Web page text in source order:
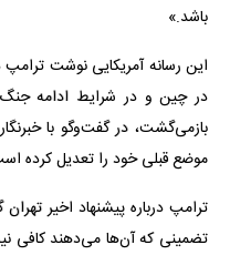
باشد.»
این رسانه آمریکایی نوشت
در چین و در شرایط ادامه
بازمی‌گشت، در گفت‌وگو با
موضع قبلی خود را تعدیل کرده
ترامپ درباره پیشنهاد اخیر
تضمینی که آن‌ها می‌دهند کافی